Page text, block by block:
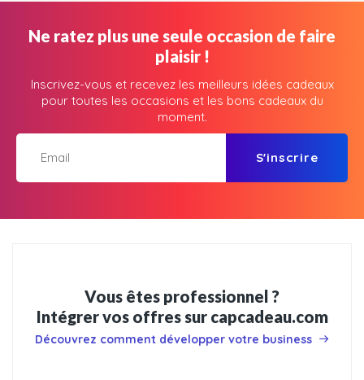
Ne ratez plus une seule occasion de faire
plaisir !
Inscrivez-vous et recevez les meilleurs idées cadeaux
pour toutes les occasions et les bons cadeaux du
moment.
S'inscrire
Vous êtes professionnel ?
Intégrer vos offres sur capcadeau.com
Découvrez comment développer votre business